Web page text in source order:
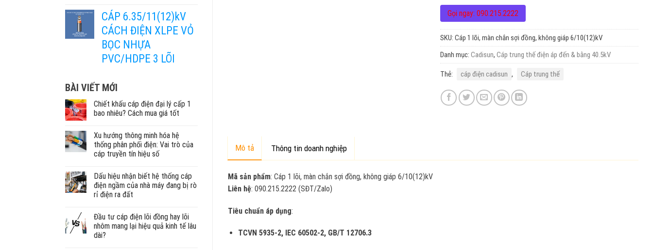
CÁP 6.35/11(12)kV
CÁCH ĐIỆN XLPE VỎ
BỌC NHỰA
PVC/HDPE 3 LÕI
BÀI VIẾT MỚI
Chiết khấu cáp điện đại lý cấp 1
bao nhiêu? Cách mua giá tốt
Xu hướng thông minh hóa hệ
thống phân phối điện: Vai trò của
cáp truyền tín hiệu số
Dấu hiệu nhận biết hệ thống cáp
điện ngầm của nhà máy đang bị rò
rỉ điện ra đất
Đầu tư cáp điện lõi đồng hay lõi
nhôm mang lại hiệu quả kinh tế lâu
dài?
Gọi ngay: 090.215.2222
SKU: Cáp 1 lõi, màn chắn sợi đồng, không giáp 6/10(12)kV
Danh mục: Cadisun, Cáp trung thế điện áp đến & bằng 40.5kV
Thẻ: cáp điện cadisun , Cáp trung thế
Mô tả Thông tin doanh nghiệp
Mã sản phẩm: Cáp 1 lõi, màn chắn sợi đồng, không giáp 6/10(12)kV
Liên hệ: 090.215.2222 (SĐT/Zalo)
Tiêu chuẩn áp dụng:
TCVN 5935-2, IEC 60502-2, GB/T 12706.3